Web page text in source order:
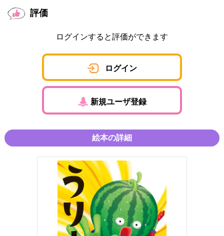
評価
ログインすると評価ができます
ログイン
新規ユーザ登録
絵本の詳細